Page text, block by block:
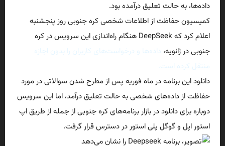
داده‌ها، به حالت تعلیق درآمده بود.
کمیسیون حفاظت از اطلاعات شخصی کره جنوبی روز پنجشنبه
اعلام کرد که DeepSeek هنگام راه‌اندازی این سرویس در کره
جنوبی در ژانویه، داده‌ها و درخواست‌های کاربران را بدون اجازه
منتقل کرده است.
دانلود این برنامه در ماه فوریه پس از مطرح شدن سوالاتی در مورد
حفاظت از داده‌های شخصی به حالت تعلیق درآمد، اما این سرویس
دوباره برای دانلود در بازار برنامه‌های کره جنوبی از جمله از طریق اپ
استور اپل و گوگل پلی استور در دسترس قرار گرفت.